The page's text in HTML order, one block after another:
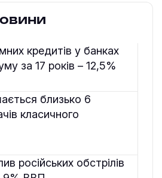
кредитів у банках
за 17 років – 12,5%
близько 6
класичного
російських обстрілів